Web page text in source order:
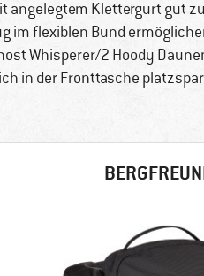
angelegtem Klettergurt gut
im flexiblen Bund
Whisperer/2 Hoody
in der Fronttasche